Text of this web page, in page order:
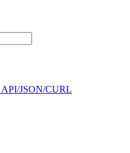
API/JSON/CURL